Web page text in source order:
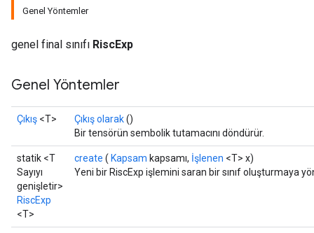
Genel Yöntemler
genel final sınıfı RiscExp
Genel Yöntemler
Çıkış <T> Çıkış olarak()
Bir tensörün sembolik tutamacını döndürür.
statik <T
Sayıyı
genişletir>
RiscExp
<T>
create ( Kapsam kapsamı, İşlenen <T> x)
Yeni bir RiscExp işlemini saran bir sınıf oluşturmaya